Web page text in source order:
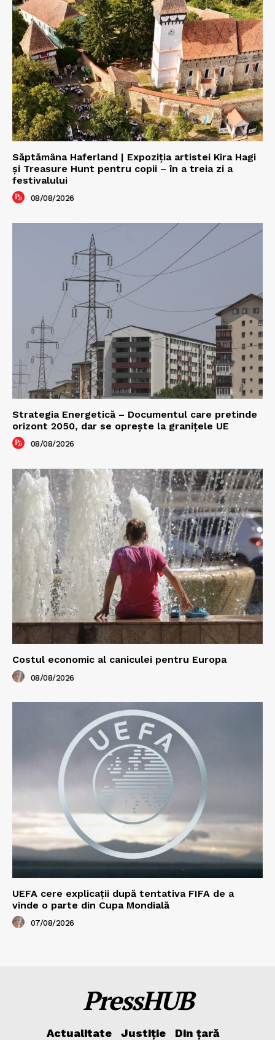
Săptămâna Haferland | Expoziţia artistei Kira Hagi
şi Treasure Hunt pentru copii – în a treia zi a
festivalului
08/08/2026
Strategia Energetică – Documentul care pretinde
orizont 2050, dar se oprește la granițele UE
08/08/2026
Costul economic al caniculei pentru Europa
08/08/2026
UEFA cere explicații după tentativa FIFA de a
vinde o parte din Cupa Mondială
07/08/2026
PressHUB
Actualitate Justiție
Din țară